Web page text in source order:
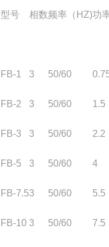
型号 相数频率（HZ)功
FB-1 3 50/60
FB-2 3 50/60 1.5
FB-3 3 50/60 2.2
FB-5 3 50/60 4
FB-7.53 50/60 5.5
FB-10 3 50/60 7.5